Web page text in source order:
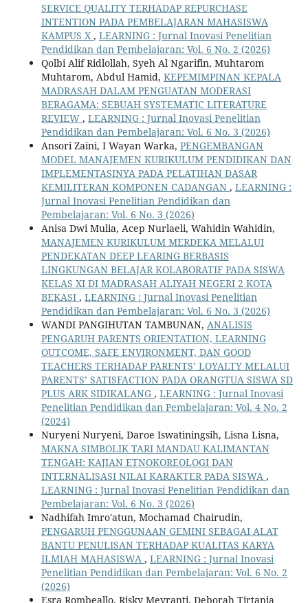
SERVICE QUALITY TERHADAP REPURCHASE
INTENTION PADA PEMBELAJARAN MAHASISWA
KAMPUS X , LEARNING : Jurnal Inovasi Penelitian
Pendidikan dan Pembelajaran: Vol. 6 No. 2 (2026)
Qolbi Alif Ridlollah, Syeh Al Ngarifin, Muhtarom
Muhtarom, Abdul Hamid, KEPEMIMPINAN KEPALA
MADRASAH DALAM PENGUATAN MODERASI
BERAGAMA: SEBUAH SYSTEMATIC LITERATURE
REVIEW , LEARNING : Jurnal Inovasi Penelitian
Pendidikan dan Pembelajaran: Vol. 6 No. 3 (2026)
Ansori Zaini, I Wayan Warka, PENGEMBANGAN
MODEL MANAJEMEN KURIKULUM PENDIDIKAN DAN
IMPLEMENTASINYA PADA PELATIHAN DASAR
KEMILITERAN KOMPONEN CADANGAN , LEARNING :
Jurnal Inovasi Penelitian Pendidikan dan
Pembelajaran: Vol. 6 No. 3 (2026)
Anisa Dwi Mulia, Acep Nurlaeli, Wahidin Wahidin,
MANAJEMEN KURIKULUM MERDEKA MELALUI
PENDEKATAN DEEP LEARING BERBASIS
LINGKUNGAN BELAJAR KOLABORATIF PADA SISWA
KELAS XI DI MADRASAH ALIYAH NEGERI 2 KOTA
BEKASI , LEARNING : Jurnal Inovasi Penelitian
Pendidikan dan Pembelajaran: Vol. 6 No. 3 (2026)
WANDI PANGIHUTAN TAMBUNAN, ANALISIS
PENGARUH PARENTS ORIENTATION, LEARNING
OUTCOME, SAFE ENVIRONMENT, DAN GOOD
TEACHERS TERHADAP PARENTS’ LOYALTY MELALUI
PARENTS’ SATISFACTION PADA ORANGTUA SISWA SD
PLUS ARK SIDIKALANG , LEARNING : Jurnal Inovasi
Penelitian Pendidikan dan Pembelajaran: Vol. 4 No. 2
(2024)
Nuryeni Nuryeni, Daroe Iswatiningsih, Lisna Lisna,
MAKNA SIMBOLIK TARI MANDAU KALIMANTAN
TENGAH: KAJIAN ETNOKOREOLOGI DAN
INTERNALISASI NILAI KARAKTER PADA SISWA ,
LEARNING : Jurnal Inovasi Penelitian Pendidikan dan
Pembelajaran: Vol. 6 No. 3 (2026)
Nadhifah Imro'atun, Mochamad Chairudin,
PENGARUH PENGGUNAAN GEMINI SEBAGAI ALAT
BANTU PENULISAN TERHADAP KUALITAS KARYA
ILMIAH MAHASISWA , LEARNING : Jurnal Inovasi
Penelitian Pendidikan dan Pembelajaran: Vol. 6 No. 2
(2026)
Esra Rombeallo, Risky Meyranti, Deborah Tirtania